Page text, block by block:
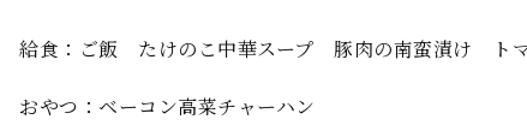
給食：ご飯 たけのこ中華スープ 豚肉の南蛮漬け ト
おやつ：ベーコン高菜チャーハン